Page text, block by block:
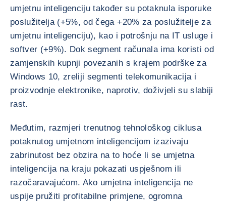
umjetnu inteligenciju također su potaknula isporuke
poslužitelja (+5%, od čega +20% za poslužitelje za
umjetnu inteligenciju), kao i potrošnju na IT usluge i
softver (+9%). Dok segment računala ima koristi od
zamjenskih kupnji povezanih s krajem podrške za
Windows 10, zreliji segmenti telekomunikacija i
proizvodnje elektronike, naprotiv, doživjeli su slabiji
rast.
Međutim, razmjeri trenutnog tehnološkog ciklusa
potaknutog umjetnom inteligencijom izazivaju
zabrinutost bez obzira na to hoće li se umjetna
inteligencija na kraju pokazati uspješnom ili
razočaravajućom. Ako umjetna inteligencija ne
uspije pružiti profitabilne primjene, ogromna